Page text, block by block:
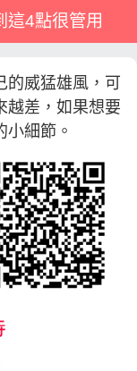
這4點很管用
威猛雄風，可
越差，如果想要
細節。